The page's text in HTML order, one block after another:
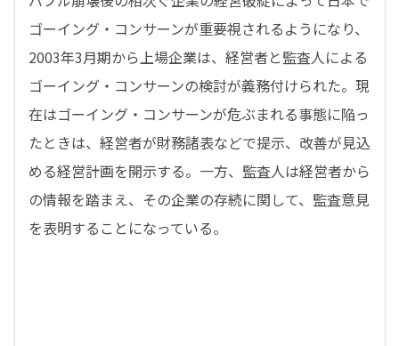
ゴーイング・コンサーンが重要視されるようになり、
2003年3月期から上場企業は、経営者と監査人による
ゴーイング・コンサーンの検討が義務付けられた。現
在はゴーイング・コンサーンが危ぶまれる事態に陥っ
たときは、経営者が財務諸表などで提示、改善が見込
める経営計画を開示する。一方、監査人は経営者から
の情報を踏まえ、その企業の存続に関して、監査意見
を表明することになっている。